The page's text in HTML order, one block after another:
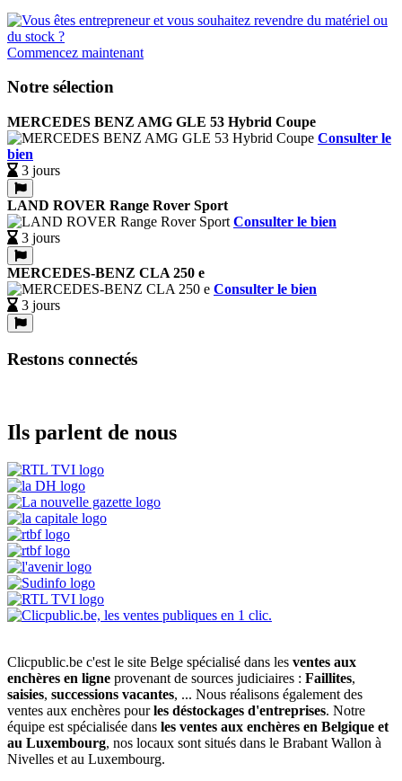
Commencez maintenant
Notre sélection
MERCEDES BENZ AMG GLE 53 Hybrid Coupe
Consulter le
bien
3 jours
LAND ROVER Range Rover Sport
Consulter le bien
3 jours
MERCEDES-BENZ CLA 250 e
Consulter le bien
3 jours
Restons connectés
Ils parlent de nous
Clicpublic.be c'est le site Belge spécialisé dans les ventes aux
enchères en ligne provenant de sources judiciaires : Faillites,
saisies, successions vacantes, ... Nous réalisons également des
ventes aux enchères pourles déstockages d'entreprises. Notre
équipe est spécialisée dans les ventes aux enchères en Belgique et
au Luxembourg, nos locaux sont situés dans le Brabant Wallon à
Nivelles et au Luxembourg.